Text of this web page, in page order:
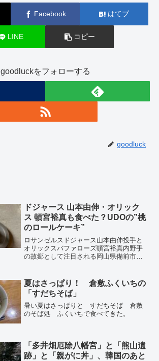
Facebook はてブ
LINE コピー
goodluckをフォローする
goodluck
ドジャース 山本由伸・オリック
ス 頓宮裕真も食べた？UDOの”桃
のロールケーキ”
ロサンゼルスドジャース山本由伸投手と
オリックスバファローズ頓宮裕真内野手
の故郷として注目される岡山県備前市伊
ールケーキ、梅のジュースと一緒に食べ
てきた。
夏はさっぱり！ 倉敷ふくいちの
「すだちそば」
暑い夏はさっぱりと すだちそば 倉敷
のそば処 ふくいちで食べてきた。
「多井畑厄除八幡宮」と「熊山遺
跡」と「親がに丼」、韓国のあと